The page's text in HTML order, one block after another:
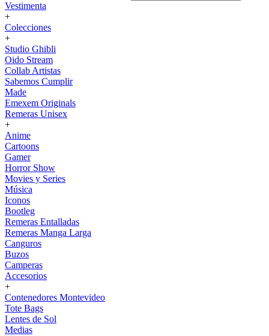
Vestimenta
+
Colecciones
+
Studio Ghibli
Oido Stream
Collab Artistas
Sabemos Cumplir
Made
Emexem Originals
Remeras Unisex
+
Anime
Cartoons
Gamer
Horror Show
Movies y Series
Música
Iconos
Bootleg
Remeras Entalladas
Remeras Manga Larga
Canguros
Buzos
Camperas
Accesorios
+
Contenedores Montevideo
Tote Bags
Lentes de Sol
Medias